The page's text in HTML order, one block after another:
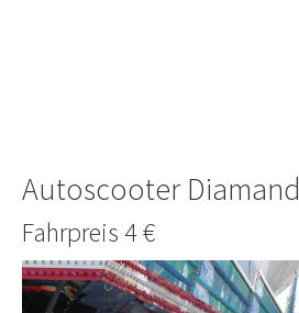
Autoscooter Diamand
Fahrpreis 4 €